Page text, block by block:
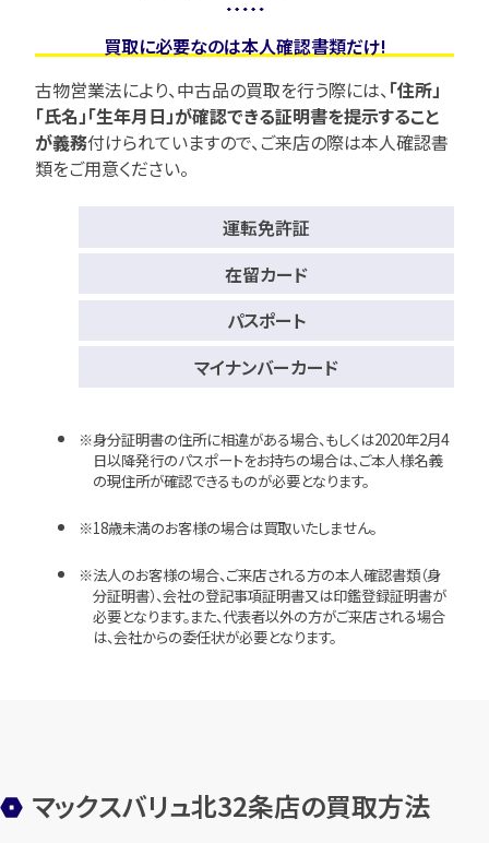
買取に必要なのは本人確認書類だけ!
古物営業法により、中古品の買取を行う際には、 「住所」
「氏名」「生年月日」が確認できる証明書を提示すること
が義務付けられていますので、 ご来店の際は本人確認書
類をご用意ください。
運転免許証
在留カード
パスポート
マイナンバーカード
身分証明書の住所に相違がある場合、もしくは2020年2月4
日以降発行のパスポートをお持ちの場合は、ご本人様名義
の現住所が確認できるものが必要となります。
18歳未満のお客様の場合は買取いたしません。
法人のお客様の場合、ご来店される方の本人確認書類（身
分証明書）、会社の登記事項証明書又は印鑑登録証明書が
必要となります。また、代表者以外の方がご来店される場合
は、会社からの委任状が必要となります。
マックスバリュ北32条店の買取方法